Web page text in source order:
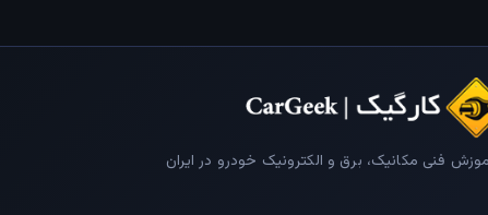
آموزش فنی مکانیک، برق و الکترونیک خودرو در ایران